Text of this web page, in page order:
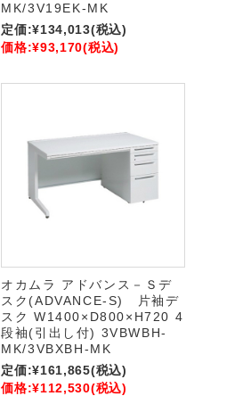
MK/3V19EK-MK
定価:¥134,013(税込)
価格:¥93,170(税込)
オカムラ アドバンス－Ｓデ
スク(ADVANCE-S) 片袖デ
スク W1400×D800×H720 4
段袖(引出し付) 3VBWBH-
MK/3VBXBH-MK
定価:¥161,865(税込)
価格:¥112,530(税込)